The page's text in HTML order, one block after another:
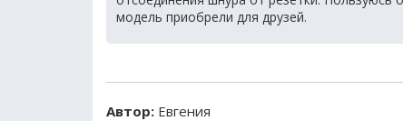
модель приобрели для друзей.
Автор: Евгения